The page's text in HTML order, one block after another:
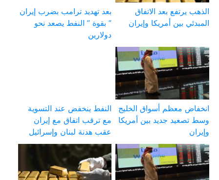
الذهب يرتفع بعد الاتفاق
المبدئي بين أمريكا وإيران
بعد تهديد ترامب بضرب إيران
” بقوة ” النفط يصعد نحو
دولارين
انخفاض معظم أسواق الخليج
وسط تصعيد جديد بين أمريكا
وإيران
النفط ينخفض عند التسوية
مع ترقب اتفاق مع إيران
عقب هدنة لبنان وإسرائيل